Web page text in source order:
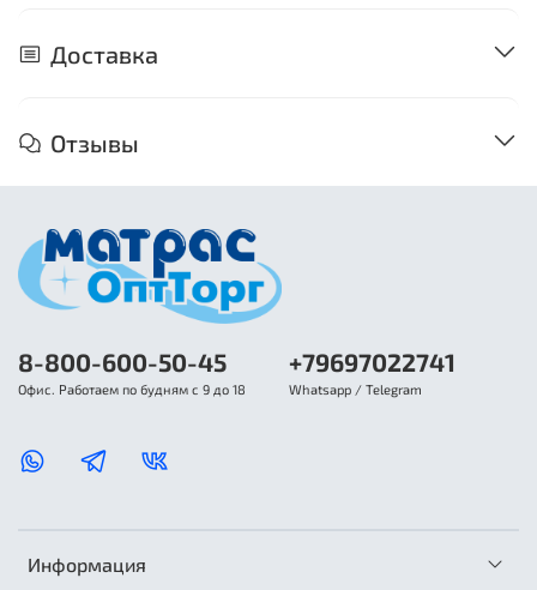
Доставка
Отзывы
Информация
8-800-600-50-45
Офис. Работаем по будням с 9 до 18
+79697022741
Whatsapp / Telegram